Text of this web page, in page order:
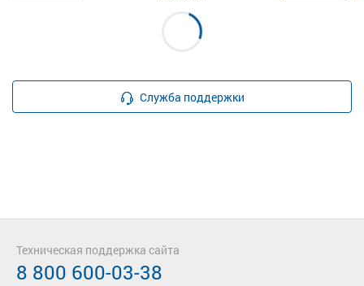
Служба поддержки
Техническая поддержка сайта
8 800 600-03-38